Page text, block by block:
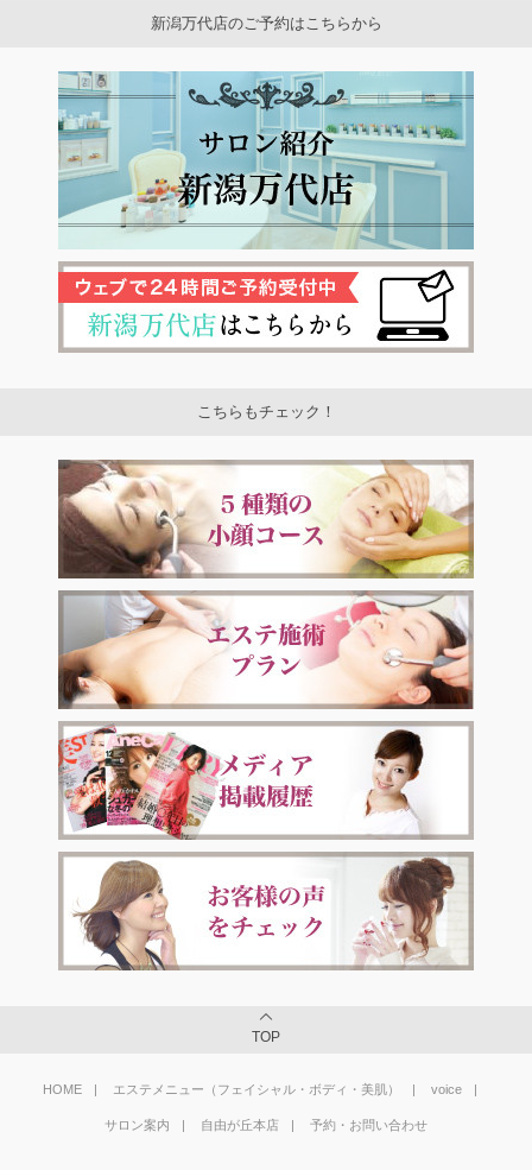
新潟万代店のご予約はこちらから
こちらもチェック！
TOP
HOME エステメニュー（フェイシャル・ボディ・美肌） voice
サロン案内 自由が丘本店 予約・お問い合わせ